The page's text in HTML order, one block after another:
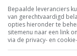
Bepaalde leveranciers
van gerechtvaardigd
opties hieronder te
sitemenu naar een link
via de privacy- en